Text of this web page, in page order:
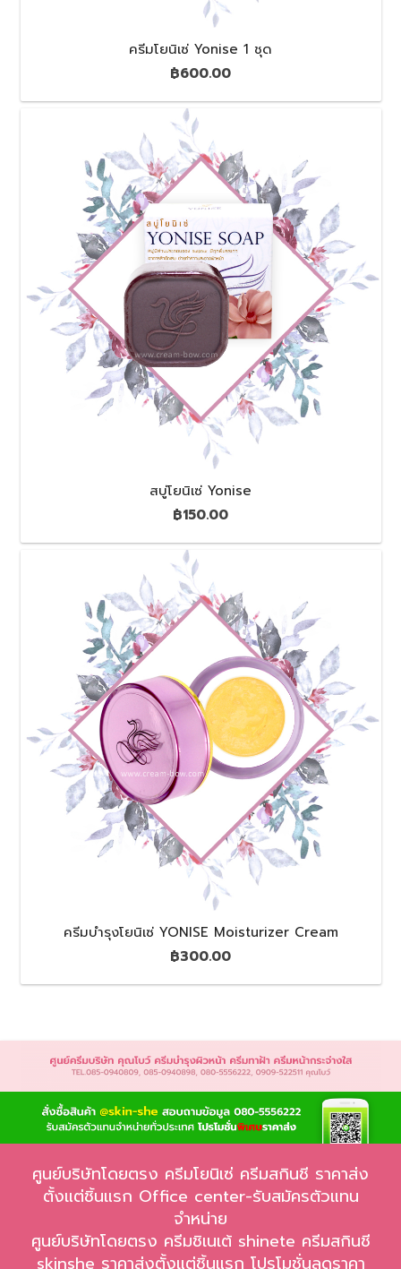
ครีมโยนิเซ่ Yonise 1 ชุด
฿600.00
สบู่โยนิเซ่ Yonise
฿150.00
ครีมบำรุงโยนิเซ่ YONISE Moisturizer Cream
฿300.00
ศูนย์บริษัทโดยตรง ครีมโยนิเซ่ ครีมสกินชี ราคาส่ง
ตั้งแต่ชิ้นแรก Office center-รับสมัครตัวแทน
จำหน่าย
ศูนย์บริษัทโดยตรง ครีมชิเนเต้ shinete ครีมสกินชี
skinshe ราคาส่งตั้งแต่ชิ้นแรก โปรโมชั่นลดราคา